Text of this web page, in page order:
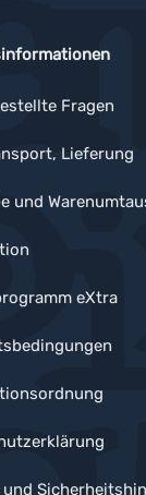
Fragen
Lieferung
und
eXtra
und